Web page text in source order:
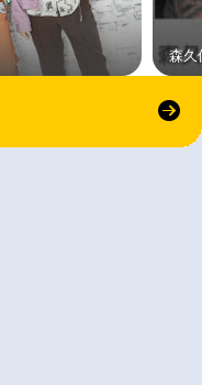
森久